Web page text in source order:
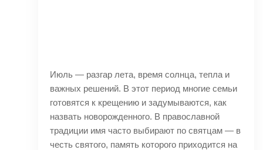
Июль — разгар лета, время солнца, тепла и
важных решений. В этот период многие семьи
готовятся к крещению и задумываются, как
назвать новорожденного. В православной
традиции имя часто выбирают по святцам — в
честь святого, память которого приходится на